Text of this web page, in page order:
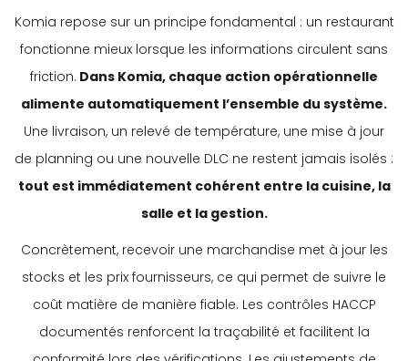
Komia repose sur un principe fondamental : un restaurant
fonctionne mieux lorsque les informations circulent sans
friction. Dans Komia, chaque action opérationnelle
alimente automatiquement l’ensemble du système.
Une livraison, un relevé de température, une mise à jour
de planning ou une nouvelle DLC ne restent jamais isolés :
tout est immédiatement cohérent entre la cuisine, la
salle et la gestion.
Concrètement, recevoir une marchandise met à jour les
stocks et les prix fournisseurs, ce qui permet de suivre le
coût matière de manière fiable. Les contrôles HACCP
documentés renforcent la traçabilité et facilitent la